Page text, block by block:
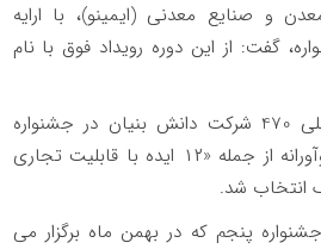
و صنایع معدنی (ایمینو)، با ارایه
گفت: از این دوره رویداد فوق با نام
وی یادآور شد: در دوره قبلی 470 شرکت دانش بنیان در جشنواره
شرکت کردند و 300 ایده نوآورانه از جمله «۱۲ ایده با قابلیت تجاری
انتخاب شد.
پنجم که در بهمن ماه برگزار می